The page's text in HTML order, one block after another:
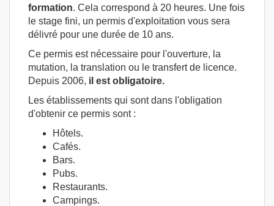
formation. Cela correspond à 20 heures. Une fois
le stage fini, un permis d'exploitation vous sera
délivré pour une durée de 10 ans.
Ce permis est nécessaire pour l'ouverture, la
mutation, la translation ou le transfert de licence.
Depuis 2006, il est obligatoire.
Les établissements qui sont dans l'obligation
d'obtenir ce permis sont :
Hôtels.
Cafés.
Bars.
Pubs.
Restaurants.
Campings.